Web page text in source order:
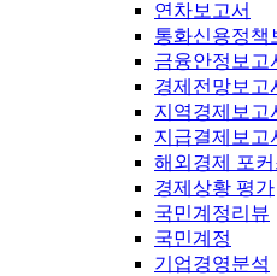
연차보고서
통화신용정책
금융안정보고
경제전망보고
지역경제보고
지급결제보고
해외경제 포커
경제상황 평가
국민계정리뷰
국민계정
기업경영분석